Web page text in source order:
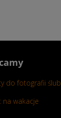
do fotografii
na wakacje